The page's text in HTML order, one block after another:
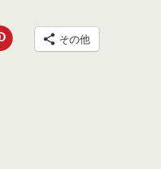
その他